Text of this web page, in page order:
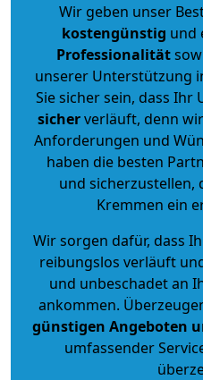
Wir geben unser
kostengünstig und
Professionalität
unserer Unterstützung
Sie sicher sein, dass Ihr
sicherverläuft, denn
Anforderungen und
haben die besten
und sicherzustellen,
Kremmen ein
Wir sorgen dafür, dass
reibungslos verläuft
und unbeschadet an
ankommen.
günstigen Angeboten
umfassender